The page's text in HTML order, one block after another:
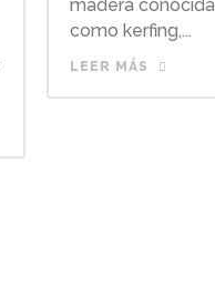
madera conocida
como kerfing,...
LEER MÁS